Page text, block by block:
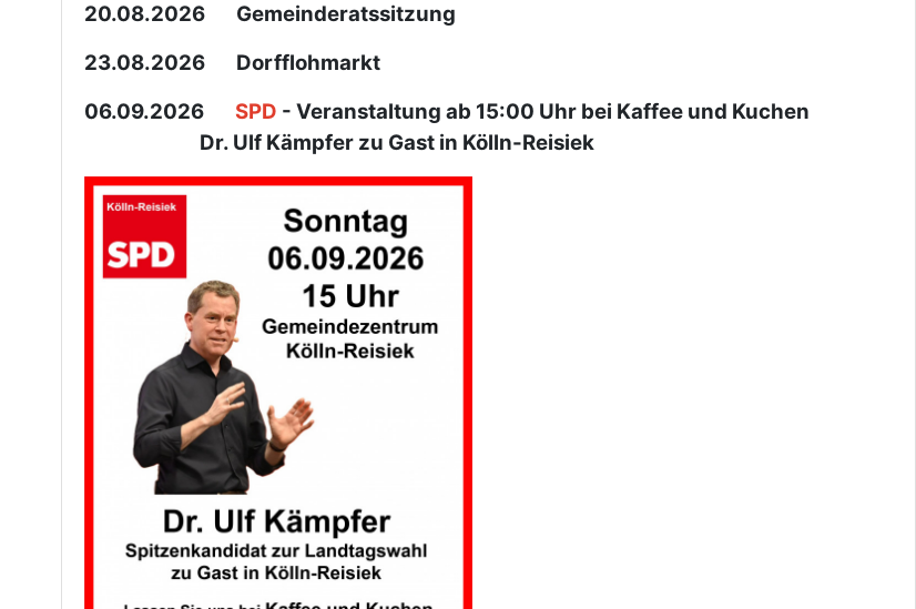
20.08.2026 Gemeinderatssitzung
23.08.2026 Dorfflohmarkt
06.09.2026 SPD - Veranstaltung ab 15:00 Uhr bei Kaffee und Kuchen
Dr. Ulf Kämpfer zu Gast in Kölln-Reisiek